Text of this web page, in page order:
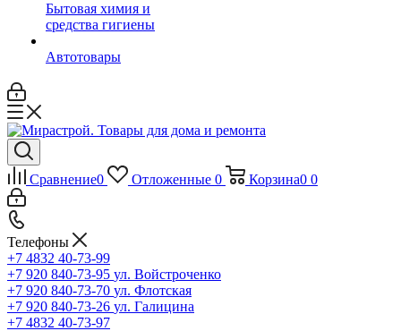
Бытовая химия и
средства гигиены
Автотовары
Сравнение0 Отложенные 0 Корзина0 0
Телефоны
+7 4832 40-73-99
+7 920 840-73-95 ул. Войстроченко
+7 920 840-73-70 ул. Флотская
+7 920 840-73-26 ул. Галицина
+7 4832 40-73-97